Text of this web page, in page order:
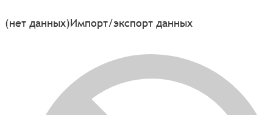
(нет данных)Импорт/экспорт данных